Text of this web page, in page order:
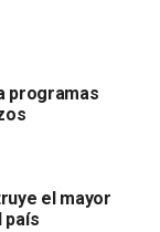
de hortalizas
programas
el mayor
país